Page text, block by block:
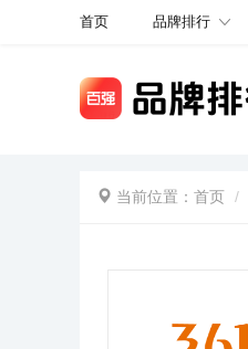
首页 品牌排行
当前位置： 首页